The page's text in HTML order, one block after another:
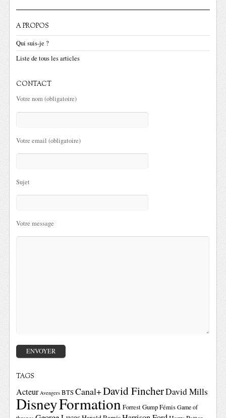
A PROPOS
Qui suis-je ?
Liste de tous les articles
CONTACT
Votre nom (obligatoire)
Votre email (obligatoire)
Sujet
Votre message
TAGS
Acteur Avengers BTSCanal+David FincherDavid Mills
DisneyFormationForrest GumpFémis Game of